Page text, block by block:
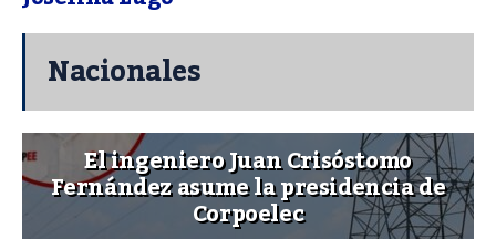
Nacionales
El ingeniero Juan Crisóstomo
Fernández asume la presidencia de
Corpoelec